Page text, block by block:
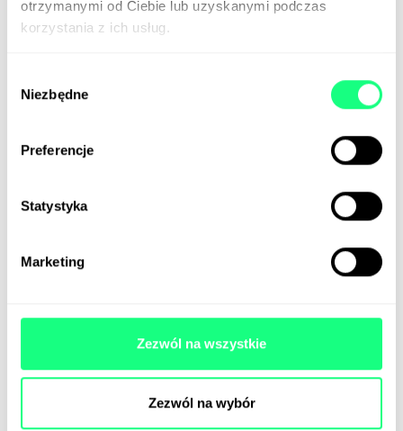
otrzymanymi od Ciebie lub uzyskanymi podczas
korzystania z ich usług.
zgody
Niezbędne
Preferencje
Statystyka
Marketing
Zezwól na wszystkie
Zezwól na wybór
Jakość bez limitu
prawidłowość dotyczy m.in. tworzenia treści.
reklamowy, i postanowił go rozwiązać za pomocą –
Firma zaoferowała swoim klientom narzędzie o
nazwie ArtBotAI – platformę do zarządzania kreacją
dyrektorów ds. marketingu. Robot umożliwia
– Marki chcą coraz większych ilości
narzędzia nie radzą sobie z tym zapotrzebowaniem.
W pewnym momencie proces kreacji staje się zbyt
kosztowny i zbyt wolny, spada natomiast jakość i